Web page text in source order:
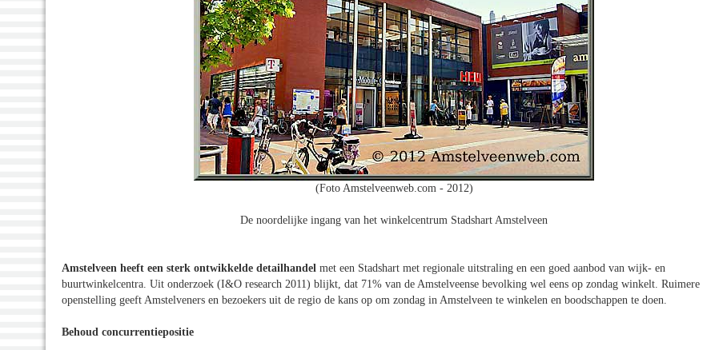
(Foto Amstelveenweb.com - 2012)
De noordelijke ingang van het winkelcentrum Stadshart Amstelveen
Amstelveen heeft een sterk ontwikkelde detailhandel met een Stadshart met regionale uitstraling en een goed aanbod van wijk- en
buurtwinkelcentra. Uit onderzoek (I&O research 2011) blijkt, dat 71% van de Amstelveense bevolking wel eens op zondag winkelt. Ruimere
openstelling geeft Amstelveners en bezoekers uit de regio de kans op om zondag in Amstelveen te winkelen en boodschappen te doen.
Behoud concurrentiepositie